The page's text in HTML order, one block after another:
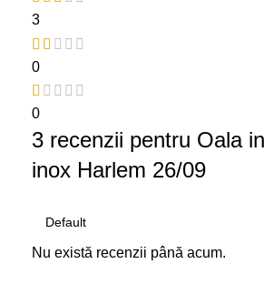
3
0
0
3 recenzii pentru Oala
inox Harlem 26/09
Nu există recenzii până acum.